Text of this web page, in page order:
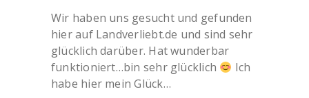
Wir haben uns gesucht und gefunden
hier auf Landverliebt.de und sind sehr
glücklich darüber. Hat wunderbar
funktioniert…bin sehr glücklich
Ich
habe hier mein Glück…